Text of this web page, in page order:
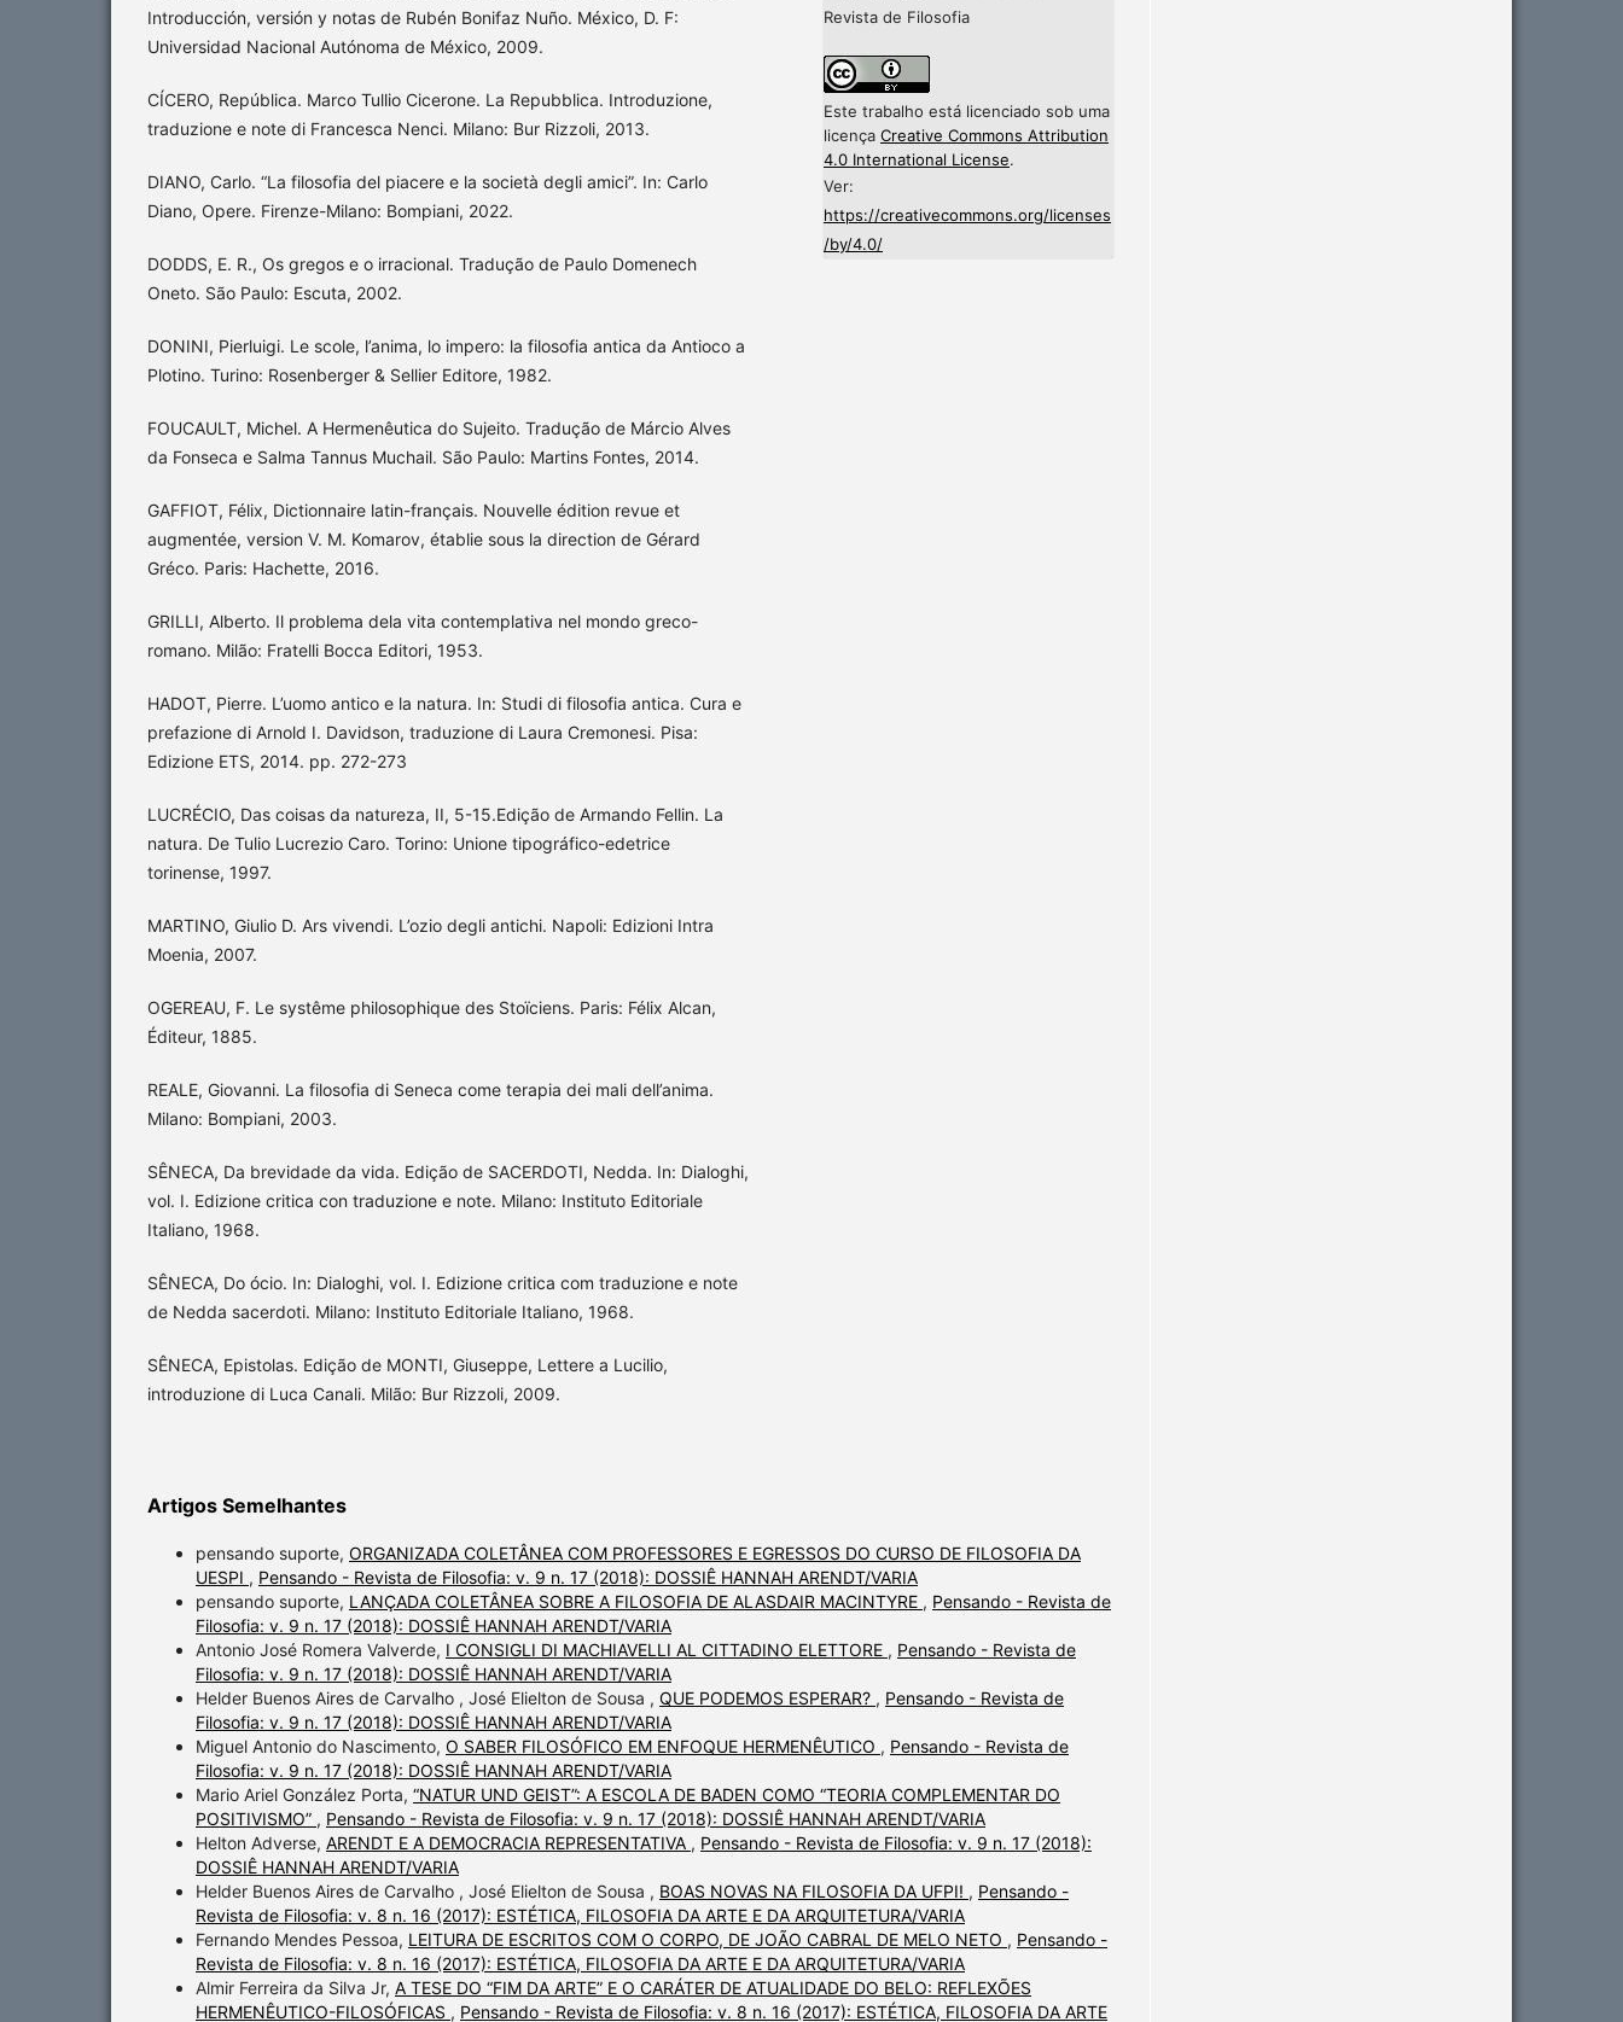
Introducción, versión y notas de Rubén Bonifaz Nuño. México, D. F:
Universidad Nacional Autónoma de México, 2009.
CÍCERO, República. Marco Tullio Cicerone. La Repubblica. Introduzione,
traduzione e note di Francesca Nenci. Milano: Bur Rizzoli, 2013.
DIANO, Carlo. “La filosofia del piacere e la società degli amici”. In: Carlo
Diano, Opere. Firenze-Milano: Bompiani, 2022.
DODDS, E. R., Os gregos e o irracional. Tradução de Paulo Domenech
Oneto. São Paulo: Escuta, 2002.
DONINI, Pierluigi. Le scole, l’anima, lo impero: la filosofia antica da Antioco a
Plotino. Turino: Rosenberger & Sellier Editore, 1982.
FOUCAULT, Michel. A Hermenêutica do Sujeito. Tradução de Márcio Alves
da Fonseca e Salma Tannus Muchail. São Paulo: Martins Fontes, 2014.
GAFFIOT, Félix, Dictionnaire latin-français. Nouvelle édition revue et
augmentée, version V. M. Komarov, établie sous la direction de Gérard
Gréco. Paris: Hachette, 2016.
GRILLI, Alberto. Il problema dela vita contemplativa nel mondo greco-
romano. Milão: Fratelli Bocca Editori, 1953.
HADOT, Pierre. L’uomo antico e la natura. In: Studi di filosofia antica. Cura e
prefazione di Arnold I. Davidson, traduzione di Laura Cremonesi. Pisa:
Edizione ETS, 2014. pp. 272-273
LUCRÉCIO, Das coisas da natureza, II, 5-15.Edição de Armando Fellin. La
natura. De Tulio Lucrezio Caro. Torino: Unione tipográfico-edetrice
torinense, 1997.
MARTINO, Giulio D. Ars vivendi. L’ozio degli antichi. Napoli: Edizioni Intra
Moenia, 2007.
OGEREAU, F. Le systême philosophique des Stoïciens. Paris: Félix Alcan,
Éditeur, 1885.
REALE, Giovanni. La filosofia di Seneca come terapia dei mali dell’anima.
Milano: Bompiani, 2003.
SÊNECA, Da brevidade da vida. Edição de SACERDOTI, Nedda. In: Dialoghi,
vol. I. Edizione critica con traduzione e note. Milano: Instituto Editoriale
Italiano, 1968.
SÊNECA, Do ócio. In: Dialoghi, vol. I. Edizione critica com traduzione e note
de Nedda sacerdoti. Milano: Instituto Editoriale Italiano, 1968.
SÊNECA, Epistolas. Edição de MONTI, Giuseppe, Lettere a Lucilio,
introduzione di Luca Canali. Milão: Bur Rizzoli, 2009.
Revista de Filosofia
Este trabalho está licenciado sob uma
licença Creative Commons Attribution
4.0 International License.
Ver:
https://creativecommons.org/licenses
/by/4.0/
Artigos Semelhantes
pensando suporte, ORGANIZADA COLETÂNEA COM PROFESSORES E EGRESSOS DO CURSO DE FILOSOFIA DA
UESPI , Pensando - Revista de Filosofia: v. 9 n. 17 (2018): DOSSIÊ HANNAH ARENDT/VARIA
pensando suporte, LANÇADA COLETÂNEA SOBRE A FILOSOFIA DE ALASDAIR MACINTYRE , Pensando - Revista de
Filosofia: v. 9 n. 17 (2018): DOSSIÊ HANNAH ARENDT/VARIA
Antonio José Romera Valverde, I CONSIGLI DI MACHIAVELLI AL CITTADINO ELETTORE , Pensando - Revista de
Filosofia: v. 9 n. 17 (2018): DOSSIÊ HANNAH ARENDT/VARIA
Helder Buenos Aires de Carvalho , José Elielton de Sousa , QUE PODEMOS ESPERAR? , Pensando - Revista de
Filosofia: v. 9 n. 17 (2018): DOSSIÊ HANNAH ARENDT/VARIA
Miguel Antonio do Nascimento, O SABER FILOSÓFICO EM ENFOQUE HERMENÊUTICO , Pensando - Revista de
Filosofia: v. 9 n. 17 (2018): DOSSIÊ HANNAH ARENDT/VARIA
Mario Ariel González Porta, “NATUR UND GEIST”: A ESCOLA DE BADEN COMO “TEORIA COMPLEMENTAR DO
POSITIVISMO” , Pensando - Revista de Filosofia: v. 9 n. 17 (2018): DOSSIÊ HANNAH ARENDT/VARIA
Helton Adverse, ARENDT E A DEMOCRACIA REPRESENTATIVA , Pensando - Revista de Filosofia: v. 9 n. 17 (2018):
DOSSIÊ HANNAH ARENDT/VARIA
Helder Buenos Aires de Carvalho , José Elielton de Sousa , BOAS NOVAS NA FILOSOFIA DA UFPI! , Pensando -
Revista de Filosofia: v. 8 n. 16 (2017): ESTÉTICA, FILOSOFIA DA ARTE E DA ARQUITETURA/VARIA
Fernando Mendes Pessoa, LEITURA DE ESCRITOS COM O CORPO, DE JOÃO CABRAL DE MELO NETO , Pensando -
Revista de Filosofia: v. 8 n. 16 (2017): ESTÉTICA, FILOSOFIA DA ARTE E DA ARQUITETURA/VARIA
Almir Ferreira da Silva Jr, A TESE DO “FIM DA ARTE” E O CARÁTER DE ATUALIDADE DO BELO: REFLEXÕES
HERMENÊUTICO-FILOSÓFICAS , Pensando - Revista de Filosofia: v. 8 n. 16 (2017): ESTÉTICA, FILOSOFIA DA ARTE